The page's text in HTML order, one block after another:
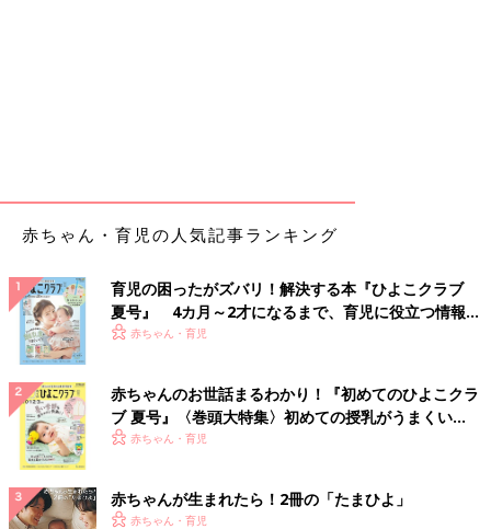
赤ちゃん・育児の人気記事ランキング
育児の困ったがズバリ！解決する本『ひよこクラブ
夏号』 4カ月～2才になるまで、育児に役立つ情報が
いっぱい！
赤ちゃん・育児
赤ちゃんのお世話まるわかり！『初めてのひよこクラ
ブ 夏号』〈巻頭大特集〉初めての授乳がうまくい
く！ おっぱい・ミルクの基本と夏のトラブル 解決テ
赤ちゃん・育児
赤ちゃんが生まれたら！2冊の「たまひよ」
赤ちゃん・育児